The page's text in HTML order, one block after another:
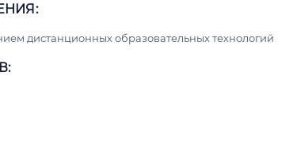
дистанционных образовательных технологий